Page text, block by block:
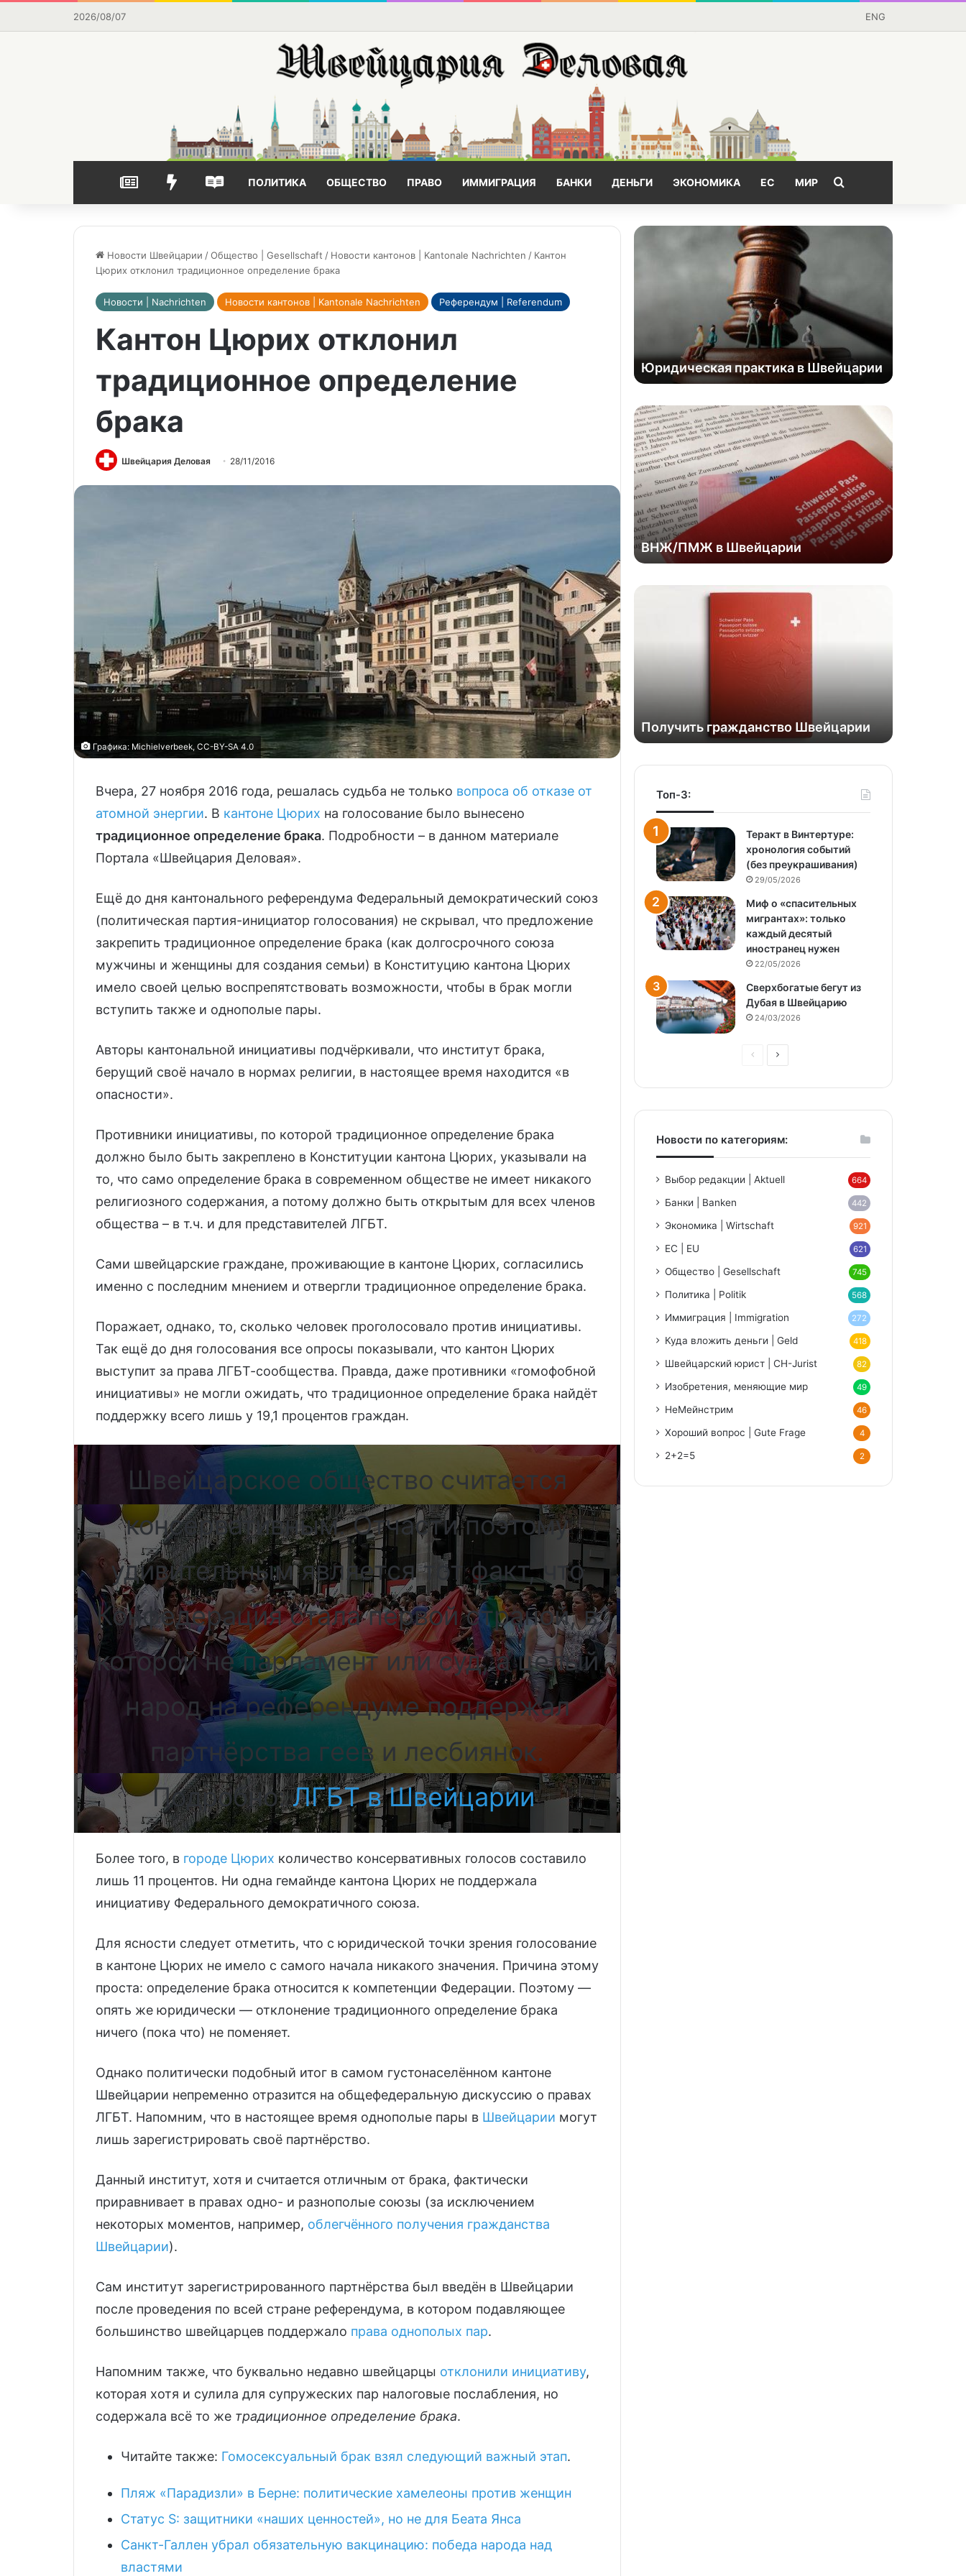
2026/08/07 ENG
НОВОСТИВЫБОР РЕДАКЦИИЧАСТО ЧИТАЕМОЕ
ПОЛИТИКА ОБЩЕСТВО ПРАВО ИММИГРАЦИЯ БАНКИ ДЕНЬГИ ЭКОНОМИКА ЕС МИР Поищем?
Новости Швейцарии /Общество | Gesellschaft / Новости кантонов | Kantonale Nachrichten / Кантон
Цюрих отклонил традиционное определение брака
Новости | Nachrichten Новости кантонов | Kantonale Nachrichten Референдум | Referendum
Кантон Цюрих отклонил
традиционное определение
брака
Швейцария Деловая 28/11/2016
Графика: Michielverbeek, CC-BY-SA 4.0
Вчера, 27 ноября 2016 года, решалась судьба не только вопроса об отказе от
атомной энергии. В кантоне Цюрих на голосование было вынесено
традиционное определение брака. Подробности – в данном материале
Портала «Швейцария Деловая».
Ещё до дня кантонального референдума Федеральный демократический союз
(политическая партия-инициатор голосования) не скрывал, что предложение
закрепить традиционное определение брака (как долгосрочного союза
мужчины и женщины для создания семьи) в Конституцию кантона Цюрих
имело своей целью воспрепятствовать возможности, чтобы в брак могли
вступить также и однополые пары.
Авторы кантональной инициативы подчёркивали, что институт брака,
берущий своё начало в нормах религии, в настоящее время находится «в
опасности».
Противники инициативы, по которой традиционное определение брака
должно было быть закреплено в Конституции кантона Цюрих, указывали на
то, что само определение брака в современном обществе не имеет никакого
религиозного содержания, а потому должно быть открытым для всех членов
общества – в т.ч. и для представителей ЛГБТ.
Сами швейцарские граждане, проживающие в кантоне Цюрих, согласились
именно с последним мнением и отвергли традиционное определение брака.
Поражает, однако, то, сколько человек проголосовало против инициативы.
Так ещё до дня голосования все опросы показывали, что кантон Цюрих
выступит за права ЛГБТ-сообщества. Правда, даже противники «гомофобной
инициативы» не могли ожидать, что традиционное определение брака найдёт
поддержку всего лишь у 19,1 процентов граждан.
Швейцарское общество считается
консервативным. Отчасти поэтому
удивительным является тот факт, что
Конфедерация стала первой страной, в
которой не парламент или суд, а целый
народ на референдуме поддержал
партнёрства геев и лесбиянок.
Подробно:ЛГБТ в Швейцарии.
Более того, в городе Цюрих количество консервативных голосов составило
лишь 11 процентов. Ни одна гемайнде кантона Цюрих не поддержала
инициативу Федерального демократичного союза.
Для ясности следует отметить, что с юридической точки зрения голосование
в кантоне Цюрих не имело с самого начала никакого значения. Причина этому
проста: определение брака относится к компетенции Федерации. Поэтому —
опять же юридически — отклонение традиционного определение брака
ничего (пока что) не поменяет.
Однако политически подобный итог в самом густонаселённом кантоне
Швейцарии непременно отразится на общефедеральную дискуссию о правах
ЛГБТ. Напомним, что в настоящее время однополые пары в Швейцарии могут
лишь зарегистрировать своё партнёрство.
Данный институт, хотя и считается отличным от брака, фактически
приравнивает в правах одно- и разнополые союзы (за исключением
некоторых моментов, например, облегчённого получения гражданства
Швейцарии).
Сам институт зарегистрированного партнёрства был введён в Швейцарии
после проведения по всей стране референдума, в котором подавляющее
большинство швейцарцев поддержало права однополых пар.
Напомним также, что буквально недавно швейцарцы отклонили инициативу,
которая хотя и сулила для супружеских пар налоговые послабления, но
содержала всё то же традиционное определение брака.
Читайте также: Гомосексуальный брак взял следующий важный этап.
Пляж «Парадизли» в Берне: политические хамелеоны против женщин
Статус S: защитники «наших ценностей», но не для Беата Янса
Санкт-Галлен убрал обязательную вакцинацию: победа народа над
властями
Юридическая практика в Швейцарии
ВНЖ/ПМЖ в Швейцарии
Получить гражданство Швейцарии
Топ-3:
Теракт в Винтертуре:
хронология событий
(без преукрашивания)
29/05/2026
Миф о «спасительных
мигрантах»: только
каждый десятый
иностранец нужен
22/05/2026
Сверхбогатые бегут из
Дубая в Швейцарию
24/03/2026
Предыдущая
Следующая
Новости по категориям:
Выбор редакции | Aktuell 664
Банки | Banken 442
Экономика | Wirtschaft 921
ЕС | EU 621
Общество | Gesellschaft 745
Политика | Politik 568
Иммиграция | Immigration 272
Куда вложить деньги | Geld 418
Швейцарский юрист | CH-Jurist 82
Изобретения, меняющие мир 49
НеМейнстрим 46
Хороший вопрос | Gute Frage 4
2+2=5 2